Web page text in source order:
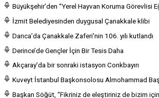
Büyükşehir’den “Yerel Hayvan Koruma Görevlisi
İzmit Belediyesinden duygusal Çanakkale klibi
Darıca’da Çanakkale Zaferi'nin 106. yılı kutlandı
Derince’de Gençler İçin Bir Tesis Daha
Akçaray’da bir sonraki istasyon Conkbayırı
Kuveyt İstanbul Başkonsolosu Almohammad
Başkan Söğüt, “Fikriniz de eleştiriniz de bizim için